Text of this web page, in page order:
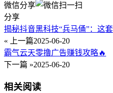
微信分享
分享
揭秘抖音黑科技“兵马俑”：这
« 上一篇2025-06-20
霸气云天零撸广告赚钱攻略🔥
下一篇 »2025-06-20
相关阅读